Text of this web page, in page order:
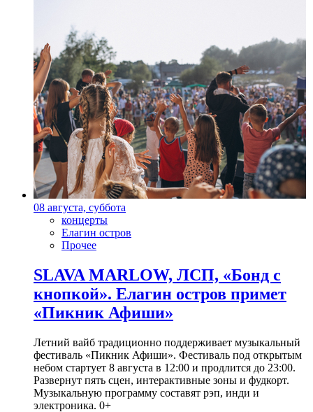
08 августа, суббота
концерты
Елагин остров
Прочее
SLAVA MARLOW, ЛСП, «Бонд с
кнопкой». Елагин остров примет
«Пикник Афиши»
Летний вайб традиционно поддерживает музыкальный
фестиваль «Пикник Афиши». Фестиваль под открытым
небом стартует 8 августа в 12:00 и продлится до 23:00.
Развернут пять сцен, интерактивные зоны и фудкорт.
Музыкальную программу составят рэп, инди и
электроника. 0+